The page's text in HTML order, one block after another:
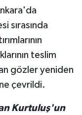
sırasında
teslim
gözler yeniden
çevrildi.
Kurtuluş'un